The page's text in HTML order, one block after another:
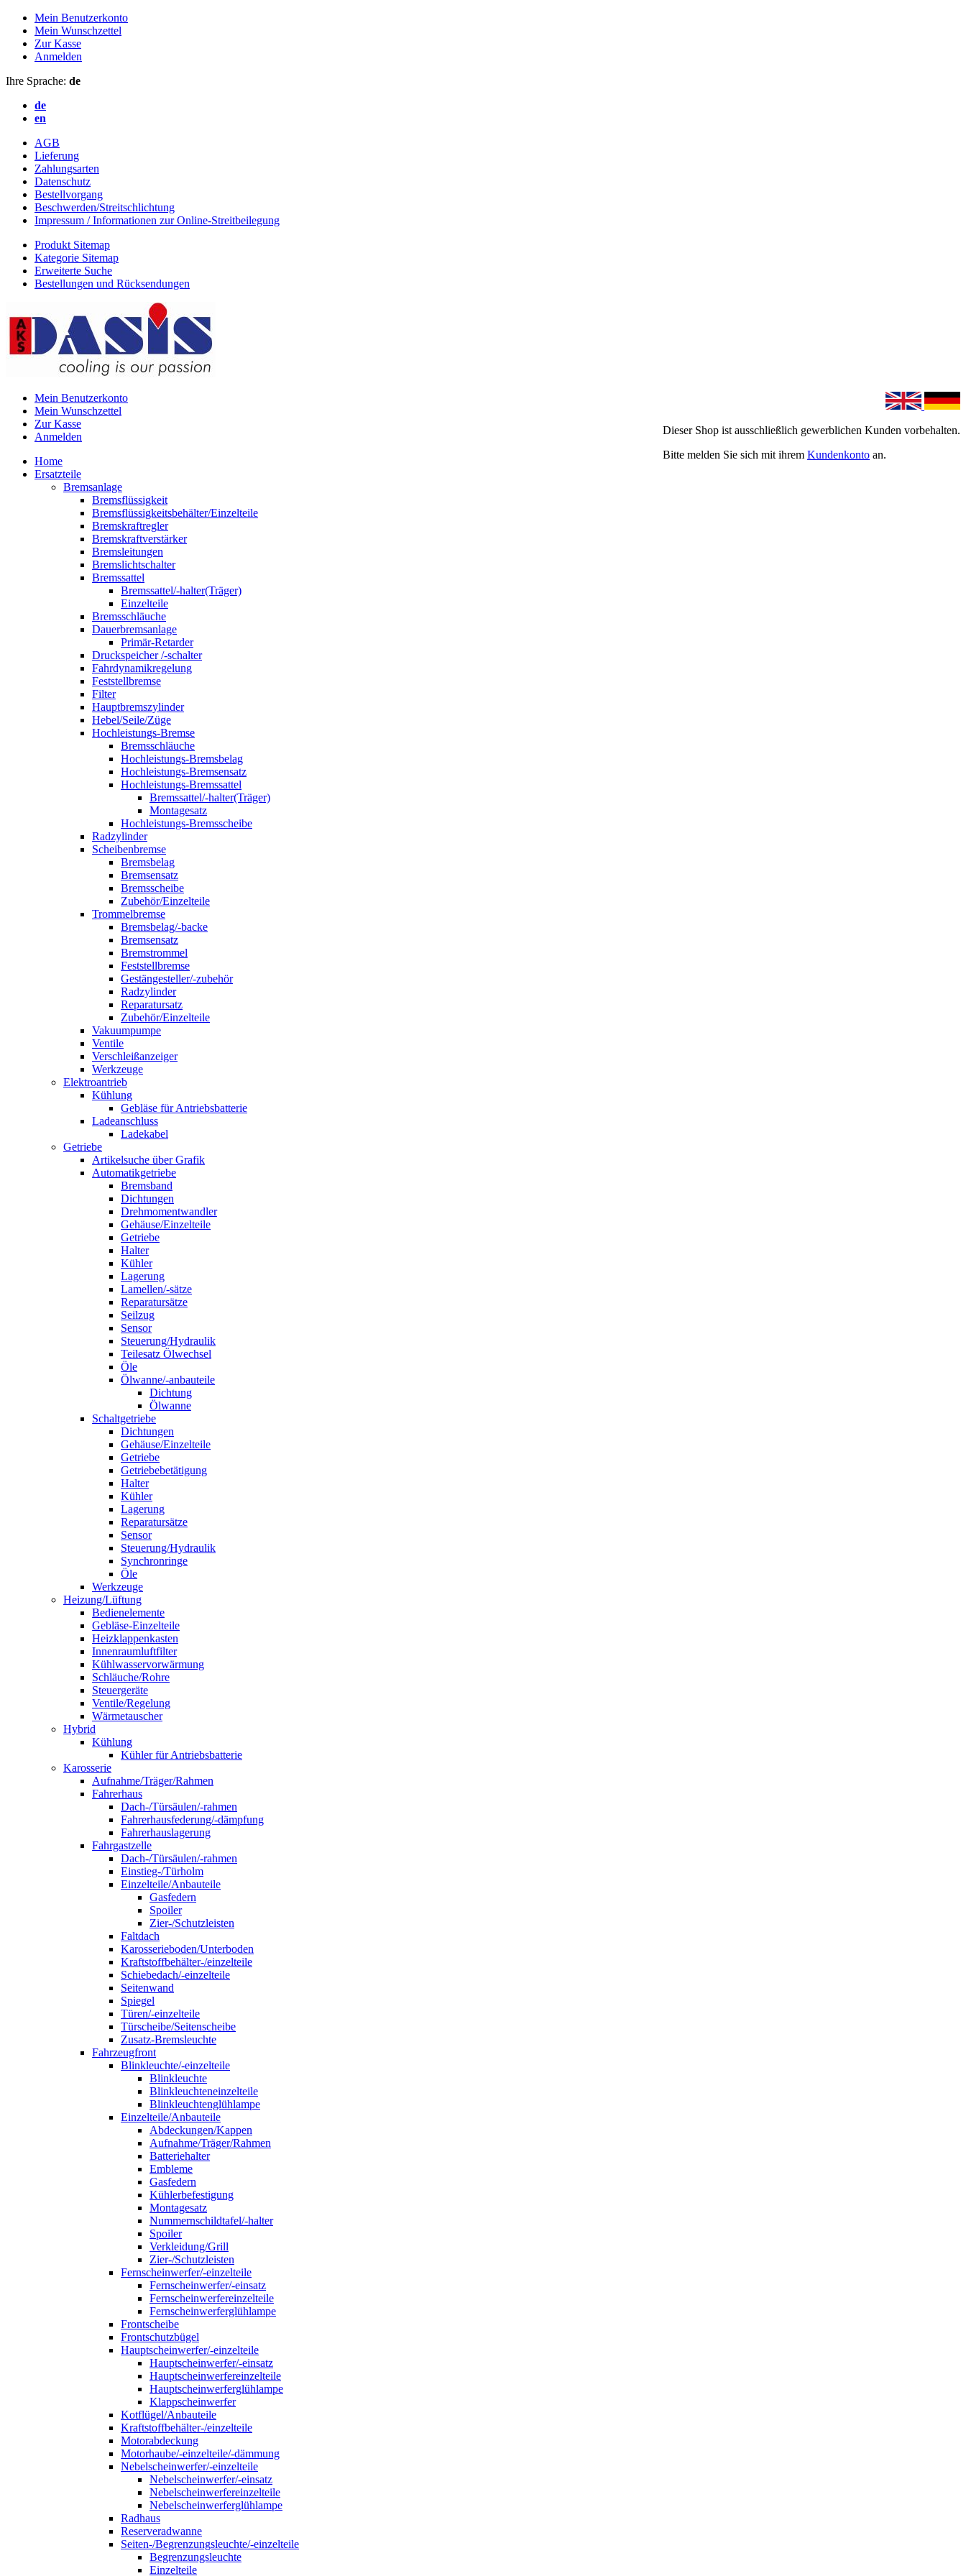
Mein Benutzerkonto
Mein Wunschzettel
Zur Kasse
Anmelden
Ihre Sprache: de
de
en
AGB
Lieferung
Zahlungsarten
Datenschutz
Bestellvorgang
Beschwerden/Streitschlichtung
Impressum / Informationen zur Online-Streitbeilegung
Produkt Sitemap
Kategorie Sitemap
Erweiterte Suche
Bestellungen und Rücksendungen
Dieser Shop ist ausschließlich gewerblichen Kunden vorbehalten.
Bitte melden Sie sich mit ihrem Kundenkonto an.
Mein Benutzerkonto
Mein Wunschzettel
Zur Kasse
Anmelden
Home
Ersatzteile
Bremsanlage
Bremsflüssigkeit
Bremsflüssigkeitsbehälter/Einzelteile
Bremskraftregler
Bremskraftverstärker
Bremsleitungen
Bremslichtschalter
Bremssattel
Bremssattel/-halter(Träger)
Einzelteile
Bremsschläuche
Dauerbremsanlage
Primär-Retarder
Druckspeicher /-schalter
Fahrdynamikregelung
Feststellbremse
Filter
Hauptbremszylinder
Hebel/Seile/Züge
Hochleistungs-Bremse
Bremsschläuche
Hochleistungs-Bremsbelag
Hochleistungs-Bremsensatz
Hochleistungs-Bremssattel
Bremssattel/-halter(Träger)
Montagesatz
Hochleistungs-Bremsscheibe
Radzylinder
Scheibenbremse
Bremsbelag
Bremsensatz
Bremsscheibe
Zubehör/Einzelteile
Trommelbremse
Bremsbelag/-backe
Bremsensatz
Bremstrommel
Feststellbremse
Gestängesteller/-zubehör
Radzylinder
Reparatursatz
Zubehör/Einzelteile
Vakuumpumpe
Ventile
Verschleißanzeiger
Werkzeuge
Elektroantrieb
Kühlung
Gebläse für Antriebsbatterie
Ladeanschluss
Ladekabel
Getriebe
Artikelsuche über Grafik
Automatikgetriebe
Bremsband
Dichtungen
Drehmomentwandler
Gehäuse/Einzelteile
Getriebe
Halter
Kühler
Lagerung
Lamellen/-sätze
Reparatursätze
Seilzug
Sensor
Steuerung/Hydraulik
Teilesatz Ölwechsel
Öle
Ölwanne/-anbauteile
Dichtung
Ölwanne
Schaltgetriebe
Dichtungen
Gehäuse/Einzelteile
Getriebe
Getriebebetätigung
Halter
Kühler
Lagerung
Reparatursätze
Sensor
Steuerung/Hydraulik
Synchronringe
Öle
Werkzeuge
Heizung/Lüftung
Bedienelemente
Gebläse-Einzelteile
Heizklappenkasten
Innenraumluftfilter
Kühlwasservorwärmung
Schläuche/Rohre
Steuergeräte
Ventile/Regelung
Wärmetauscher
Hybrid
Kühlung
Kühler für Antriebsbatterie
Karosserie
Aufnahme/Träger/Rahmen
Fahrerhaus
Dach-/Türsäulen/-rahmen
Fahrerhausfederung/-dämpfung
Fahrerhauslagerung
Fahrgastzelle
Dach-/Türsäulen/-rahmen
Einstieg-/Türholm
Einzelteile/Anbauteile
Gasfedern
Spoiler
Zier-/Schutzleisten
Faltdach
Karosserieboden/Unterboden
Kraftstoffbehälter-/einzelteile
Schiebedach/-einzelteile
Seitenwand
Spiegel
Türen/-einzelteile
Türscheibe/Seitenscheibe
Zusatz-Bremsleuchte
Fahrzeugfront
Blinkleuchte/-einzelteile
Blinkleuchte
Blinkleuchteneinzelteile
Blinkleuchtenglühlampe
Einzelteile/Anbauteile
Abdeckungen/Kappen
Aufnahme/Träger/Rahmen
Batteriehalter
Embleme
Gasfedern
Kühlerbefestigung
Montagesatz
Nummernschildtafel/-halter
Spoiler
Verkleidung/Grill
Zier-/Schutzleisten
Fernscheinwerfer/-einzelteile
Fernscheinwerfer/-einsatz
Fernscheinwerfereinzelteile
Fernscheinwerferglühlampe
Frontscheibe
Frontschutzbügel
Hauptscheinwerfer/-einzelteile
Hauptscheinwerfer/-einsatz
Hauptscheinwerfereinzelteile
Hauptscheinwerferglühlampe
Klappscheinwerfer
Kotflügel/Anbauteile
Kraftstoffbehälter-/einzelteile
Motorabdeckung
Motorhaube/-einzelteile/-dämmung
Nebelscheinwerfer/-einzelteile
Nebelscheinwerfer/-einsatz
Nebelscheinwerfereinzelteile
Nebelscheinwerferglühlampe
Radhaus
Reserveradwanne
Seiten-/Begrenzungsleuchte/-einzelteile
Begrenzungsleuchte
Einzelteile